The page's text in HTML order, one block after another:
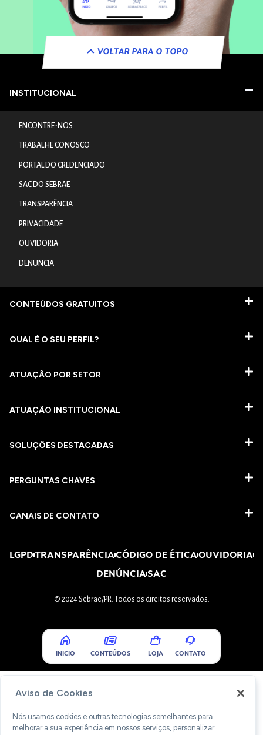
VOLTAR PARA O TOPO
INSTITUCIONAL
ENCONTRE-NOS
TRABALHE CONOSCO
PORTAL DO CREDENCIADO
SAC DO SEBRAE
TRANSPARÊNCIA
PRIVACIDADE
OUVIDORIA
DENUNCIA
CONTEÚDOS GRATUITOS
QUAL É O SEU PERFIL?
ATUAÇÃO POR SETOR
ATUAÇÃO INSTITUCIONAL
SOLUÇÕES DESTACADAS
PERGUNTAS CHAVES​
CANAIS DE CONTATO
LGPDTRANSPARÊNCIACÓDIGO DE ÉTICAOUVIDORIA
DENÚNCIASAC
© 2024 Sebrae/PR. Todos os direitos reservados.
INICIO CONTEÚDOS LOJA CONTATO
Aviso de Cookies
Nós usamos cookies e outras tecnologias semelhantes para
melhorar a sua experiência em nossos serviços, personalizar